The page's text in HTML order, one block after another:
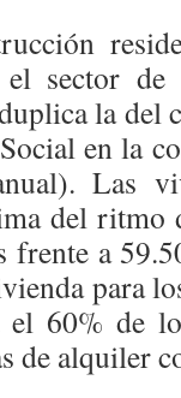
sector de
la del
en la
Las
del ritmo
frente a
para
el 60% de
de alquiler